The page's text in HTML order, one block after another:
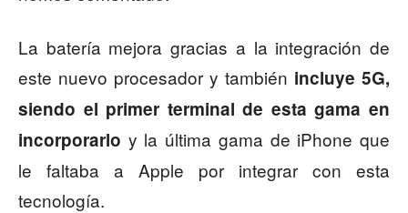
La batería mejora gracias a la integración de
este nuevo procesador y también incluye 5G,
siendo el primer terminal de esta gama en
incorporarlo y la última gama de iPhone que
le faltaba a Apple por integrar con esta
tecnología.